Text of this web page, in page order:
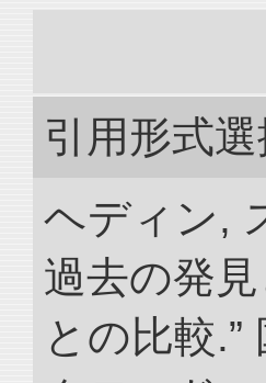
引用形式選
ヘディン,
過去の発
との比較